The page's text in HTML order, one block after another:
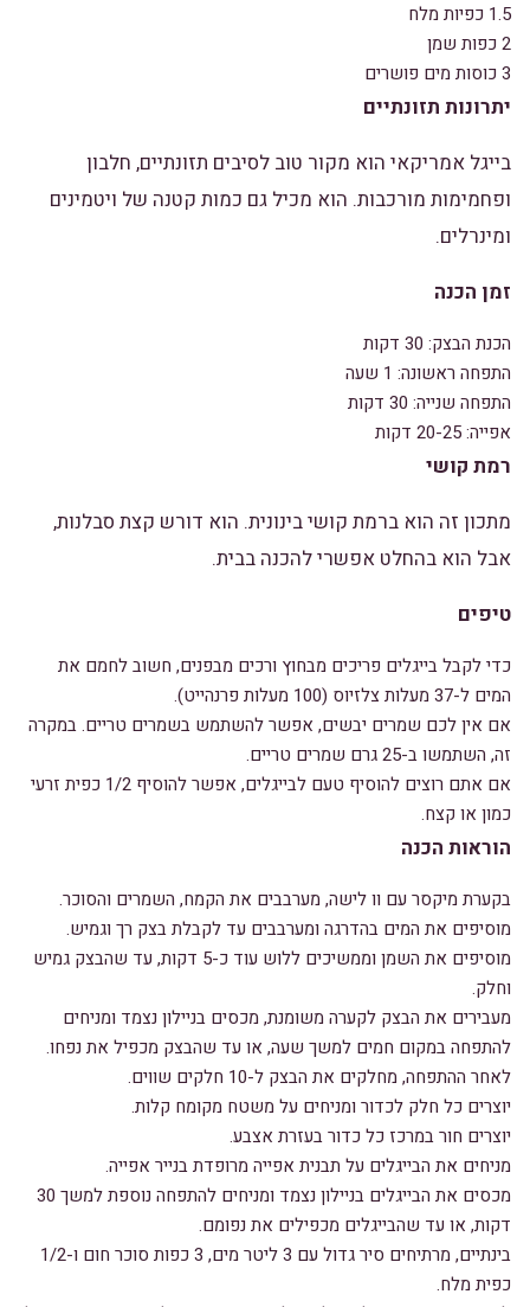
1.5 כפיות מלח
2 כפות שמן
3 כוסות מים פושרים
יתרונות תזונתיים
בייגל אמריקאי הוא מקור טוב לסיבים תזונתיים, חלבון
ופחמימות מורכבות. הוא מכיל גם כמות קטנה של ויטמינים
ומינרלים.
זמן הכנה
הכנת הבצק: 30 דקות
התפחה ראשונה: 1 שעה
התפחה שנייה: 30 דקות
אפייה: 20-25 דקות
רמת קושי
מתכון זה הוא ברמת קושי בינונית. הוא דורש קצת סבלנות,
אבל הוא בהחלט אפשרי להכנה בבית.
טיפים
כדי לקבל בייגלים פריכים מבחוץ ורכים מבפנים, חשוב לחמם את
המים ל-37 מעלות צלזיוס (100 מעלות פרנהייט).
אם אין לכם שמרים יבשים, אפשר להשתמש בשמרים טריים. במקרה
זה, השתמשו ב-25 גרם שמרים טריים.
אם אתם רוצים להוסיף טעם לבייגלים, אפשר להוסיף 1/2 כפית זרעי
כמון או קצח.
הוראות הכנה
בקערת מיקסר עם וו לישה, מערבבים את הקמח, השמרים והסוכר.
מוסיפים את המים בהדרגה ומערבבים עד לקבלת בצק רך וגמיש.
מוסיפים את השמן וממשיכים ללוש עוד כ-5 דקות, עד שהבצק גמיש
וחלק.
מעבירים את הבצק לקערה משומנת, מכסים בניילון נצמד ומניחים
להתפחה במקום חמים למשך שעה, או עד שהבצק מכפיל את נפחו.
לאחר ההתפחה, מחלקים את הבצק ל-10 חלקים שווים.
יוצרים כל חלק לכדור ומניחים על משטח מקומח קלות.
יוצרים חור במרכז כל כדור בעזרת אצבע.
מניחים את הבייגלים על תבנית אפייה מרופדת בנייר אפייה.
מכסים את הבייגלים בניילון נצמד ומניחים להתפחה נוספת למשך 30
דקות, או עד שהבייגלים מכפילים את נפומם.
בינתיים, מרתיחים סיר גדול עם 3 ליטר מים, 3 כפות סוכר חום ו-1/2
כפית מלח.